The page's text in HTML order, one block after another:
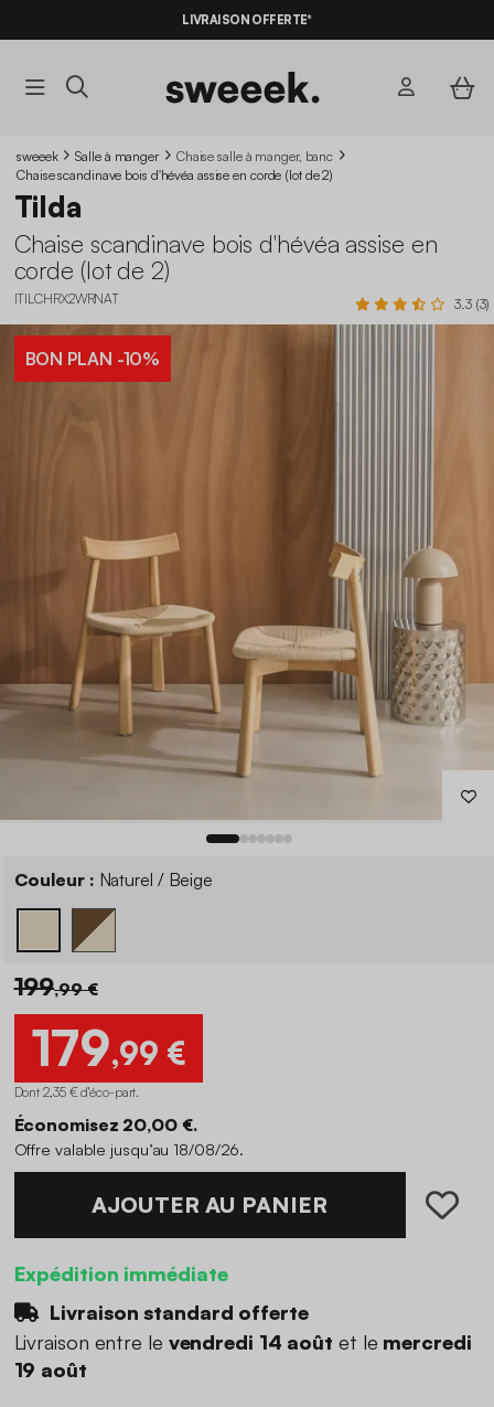
LIVRAISON OFFERTE*
sweeek Salle à manger
Chaise salle à manger, banc
Chaise scandinave bois d'hévéa assise en corde (lot de 2)
Tilda
Chaise scandinave bois d'hévéa assise en
corde (lot de 2)
ITILCHRX2WRNAT 3.3 (3)
BON PLAN -10%
Couleur : Naturel / Beige
199,99 €
179,99 €
Dont 2,35 € d'éco-part.
Économisez 20,00 €.
Offre valable jusqu’au 18/08/26.
AJOUTER AU PANIER
Expédition immédiate
Livraison standard offerte
Livraison entre le vendredi 14 août et le mercredi
19 août